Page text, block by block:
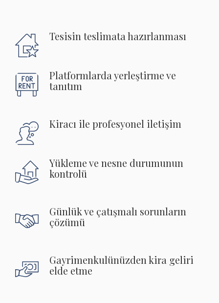
Tesisin teslimata hazırlanması
Platformlarda yerleştirme ve
tanıtım
Kiracı ile profesyonel iletişim
Yükleme ve nesne durumunun
kontrolü
Günlük ve çatışmalı sorunların
çözümü
Gayrimenkulünüzden kira geliri
elde etme